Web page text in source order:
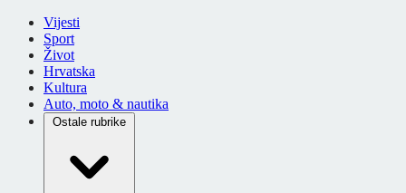
Vijesti
Sport
Život
Hrvatska
Kultura
Auto, moto & nautika
Ostale rubrike